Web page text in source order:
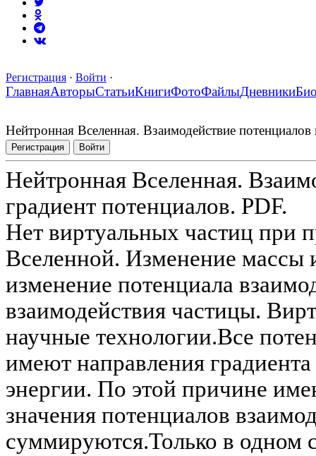
Регистрация · Войти ·
ГлавнаяАвторыСтатьиКнигиФотоФайлыДневники
Нейтронная Вселенная. Взаимодействие
Регистрация Войти
Нейтронная Вселенная.
градиент потенциалов. PDF.
Нет виртуальных частиц при
Вселенной. Изменение массы
изменение потенциала
взаимодействия частицы.
научные технологии.Все
имеют направления
энергии. По этой причине
значения потенциалов
суммируются.Только в одном